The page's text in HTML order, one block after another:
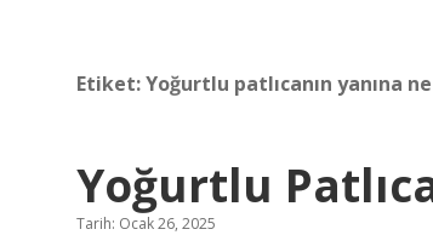
Etiket:Yoğurtlu patlıcanın yanına ne
Yoğurtlu
Tarih: Ocak 26, 2025